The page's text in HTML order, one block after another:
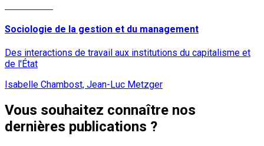
Sociologie de la gestion et du management
Des interactions de travail aux institutions du capitalisme et
de l'État
Isabelle Chambost, Jean-Luc Metzger
Vous souhaitez connaître nos
dernières publications ?